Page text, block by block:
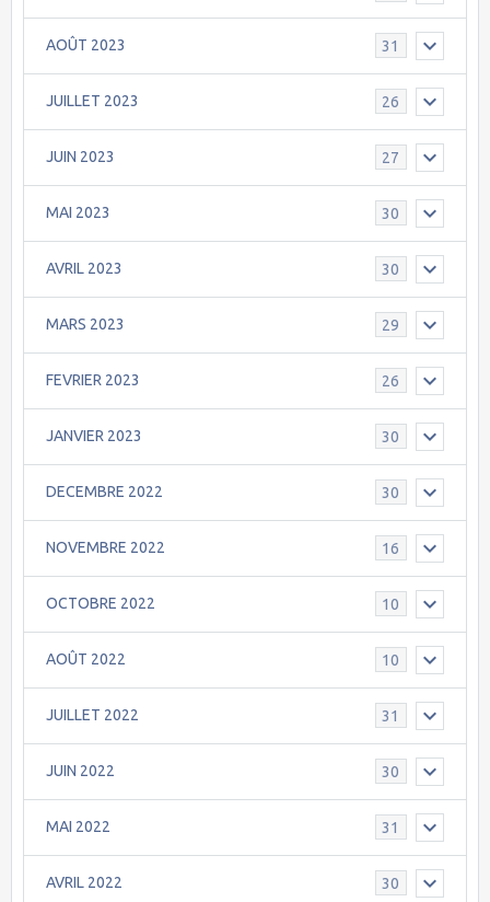
AOÛT 2023 31
JUILLET 2023 26
JUIN 2023 27
MAI 2023 30
AVRIL 2023 30
MARS 2023 29
FEVRIER 2023 26
JANVIER 2023 30
DECEMBRE 2022 30
NOVEMBRE 2022 16
OCTOBRE 2022 10
AOÛT 2022 10
JUILLET 2022 31
JUIN 2022 30
MAI 2022 31
AVRIL 2022 30